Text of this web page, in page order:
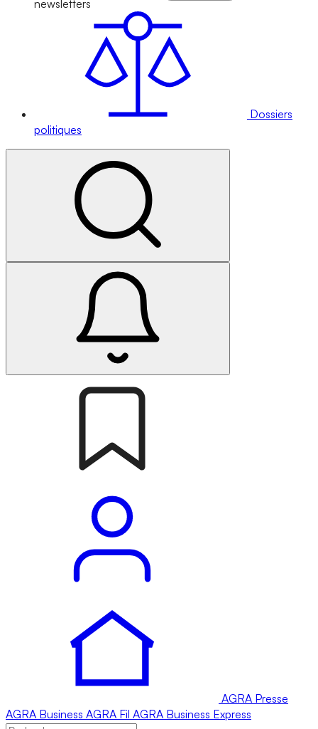
newsletters
Dossiers
politiques
AGRA Presse
AGRA Business AGRA Fil AGRA Business Express